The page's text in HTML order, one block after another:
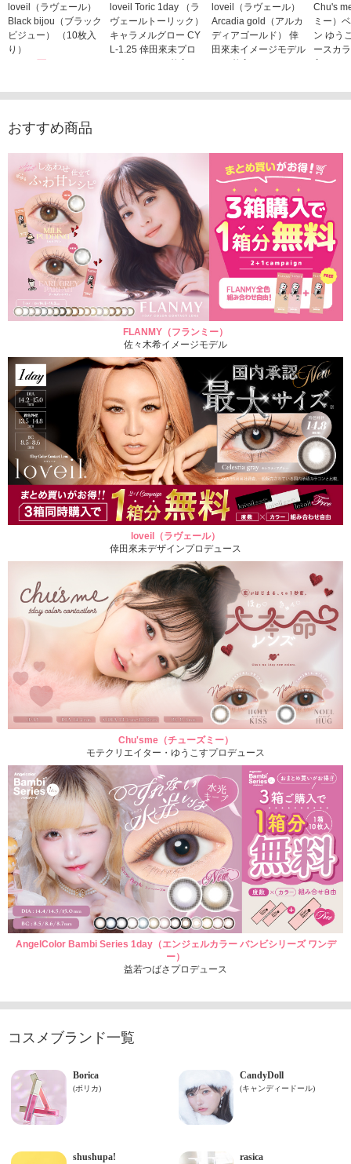
loveil（ラヴェール）
Black bijou（ブラック
ビジュー） （10枚入
り）
loveil Toric 1day （ラ
ヴェールトーリック）
キャラメルグロー CY
L-1.25 倖田來未プロ
デュース （10枚入
1,760円(税込)
loveil（ラヴェール）
Arcadia gold（アルカ
ディアゴールド） 倖
田來未イメージモデル
（10枚入り）
Chu's
ミー）
ン ゆう
ースカ
入り）
おすすめ商品
FLANMY（フランミー）
佐々木希イメージモデル
loveil（ラヴェール）
倖田來未デザインプロデュース
Chu'sme（チューズミー）
モテクリエイター・ゆうこすプロデュース
AngelColor Bambi Series 1day（エンジェルカラー バンビシリーズ ワンデ
ー）
益若つばさプロデュース
コスメブランド一覧